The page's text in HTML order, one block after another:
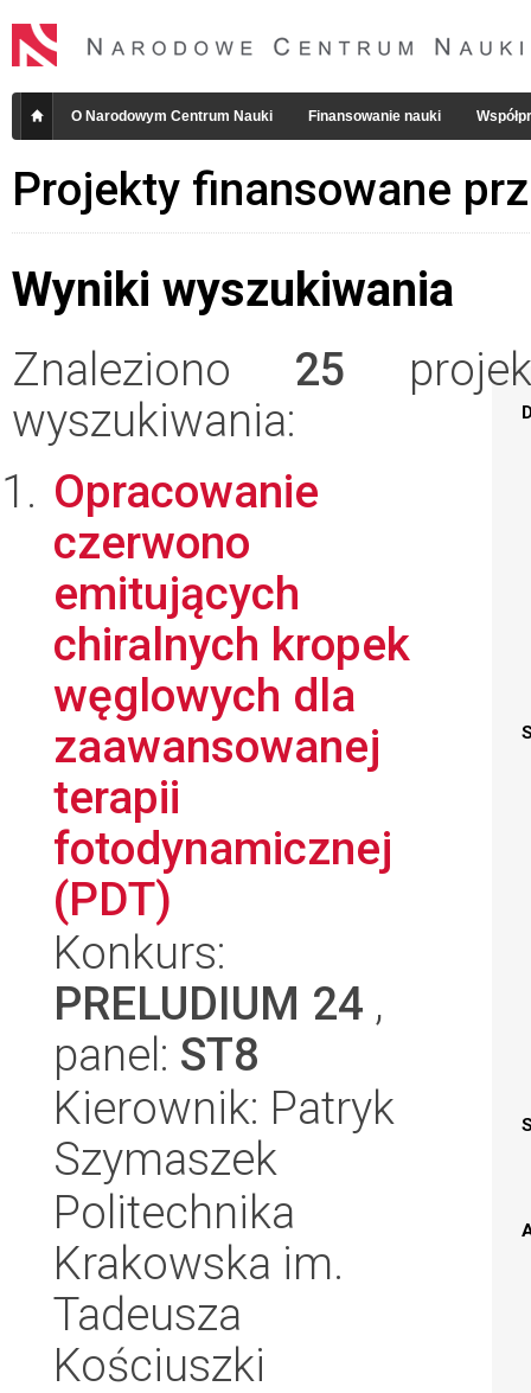
O Narodowym Centrum Nauki Finansowanie nauki
Projekty finansowane
Wyniki wyszukiwania
Znaleziono 25
wyszukiwania:
Opracowanie
czerwono
emitujących
chiralnych kropek
węglowych dla
zaawansowanej
terapii
fotodynamicznej
(PDT)
Konkurs:
PRELUDIUM 24 ,
panel: ST8
Kierownik: Patryk
Szymaszek
Politechnika
Krakowska im.
Tadeusza
Kościuszki